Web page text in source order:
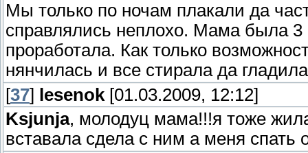
Мы только по ночам плакали да
справлялись неплохо. Мама была 3
проработала. Как только
нянчилась и все стирала да
[37] lesenok [01.03.2009, 12:12]
Ksjunja, молодуц мама!!!я тоже
вставала сдела с ним а меня спать